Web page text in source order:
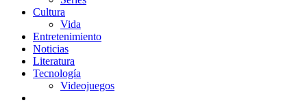
Cultura
Vida
Entretenimiento
Noticias
Literatura
Tecnología
Videojuegos